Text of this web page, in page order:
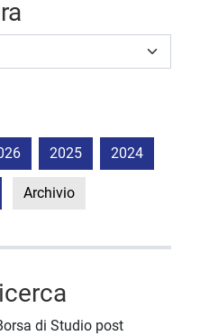
2025 2024
Archivio
di Studio post